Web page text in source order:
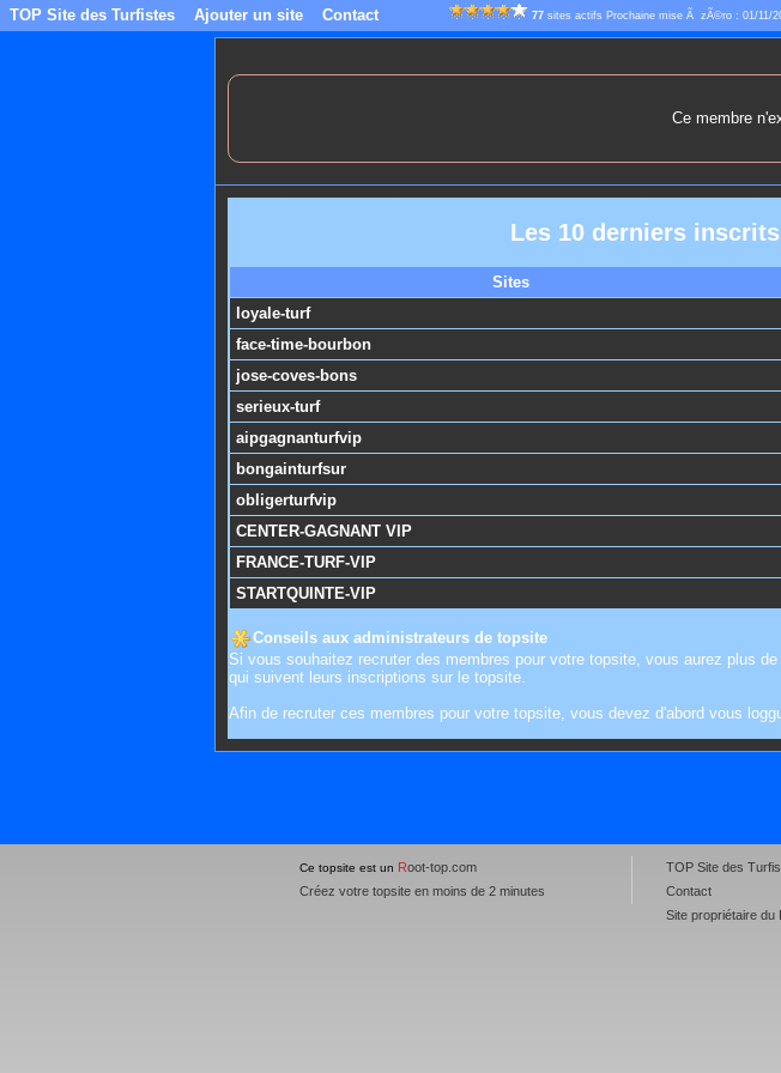
TOP Site des Turfistes Ajouter un site Contact 77 sites actifs Prochaine mise Ã zÃ©ro : 01/11/
Ce membre
Les 10 derniers
Sites
loyale-turf
face-time-bourbon
jose-coves-bons
serieux-turf
aipgagnanturfvip
bongainturfsur
obligerturfvip
CENTER-GAGNANT VIP
FRANCE-TURF-VIP
STARTQUINTE-VIP
Conseils aux administrateurs de topsite
Si vous souhaitez recruter des membres pour votre topsite, vous aurez plus
qui suivent leurs inscriptions sur le topsite.
Afin de recruter ces membres pour votre topsite, vous devez d'abord vous
Ce topsite est un Root-top.com
Créez votre topsite en moins de 2 minutes
TOP Site des
Contact
Site propriétaire du